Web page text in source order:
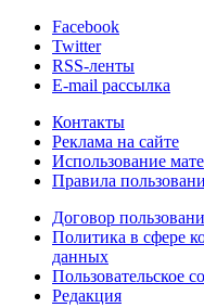
Facebook
Twitter
RSS-ленты
E-mail рассылка
Контакты
Реклама на сайте
Использование
Правила
Договор
Политика в сфере
данных
Пользовательское
Редакция